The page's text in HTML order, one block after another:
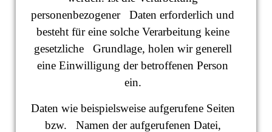
personenbezogener Daten erforderlich und
besteht für eine solche Verarbeitung keine
gesetzliche Grundlage, holen wir generell
eine Einwilligung der betroffenen Person
ein.
Daten wie beispielsweise aufgerufene Seiten
bzw. Namen der aufgerufenen Datei,